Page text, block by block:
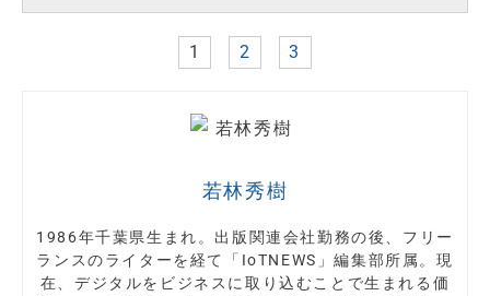
1 2 3
若林秀樹
1986年千葉県生まれ。出版関連会社勤務の後、フリー
ランスのライターを経て「IoTNEWS」編集部所属。現
在、デジタルをビジネスに取り込むことで生まれる価